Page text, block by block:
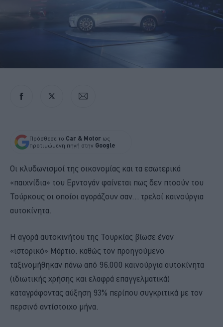
Πρόσθεσε το Car & Motor ως
προτιμώμενη πηγή στην Google
Οι κλυδωνισμοί της οικονομίας και τα εσωτερικά
«παιχνίδια» του Ερντογάν φαίνεται πως δεν πτοούν του
Τούρκους οι οποίοι αγοράζουν σαν… τρελοί καινούργια
αυτοκίνητα.
Η αγορά αυτοκινήτου της Τουρκίας βίωσε έναν
«ιστορικό» Μάρτιο, καθώς τον προηγούμενο
ταξινομήθηκαν πάνω από 96.000 καινούργια αυτοκίνητα
(ιδιωτικής χρήσης και ελαφρά επαγγελματικά)
καταγράφοντας αύξηση 93% περίπου συγκριτικά με τον
περσινό αντίστοιχο μήνα.